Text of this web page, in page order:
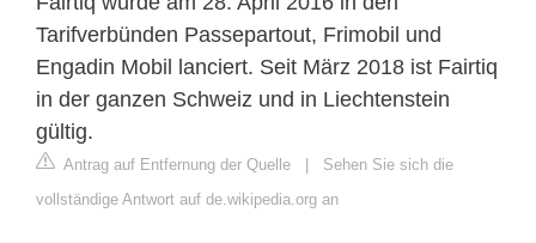
Tarifverbünden Passepartout, Frimobil und
Engadin Mobil lanciert. Seit März 2018 ist Fairtiq
in der ganzen Schweiz und in Liechtenstein
gültig.
Antrag auf Entfernung der Quelle | Sehen Sie sich die
vollständige Antwort auf de.wikipedia.org an